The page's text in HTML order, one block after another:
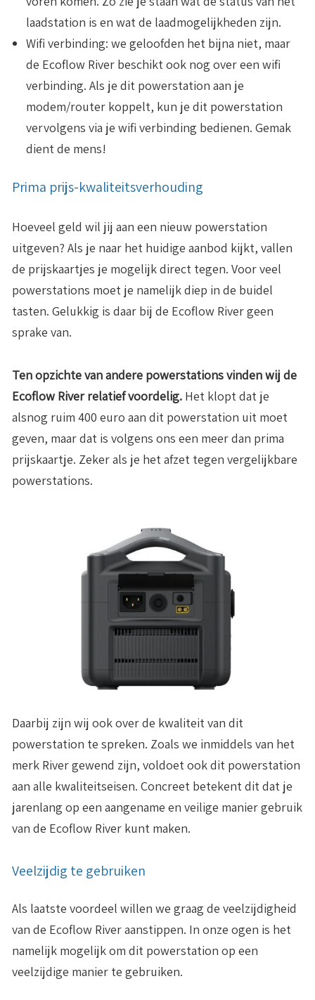
laadstation is en wat de laadmogelijkheden zijn.
Wifi verbinding: we geloofden het bijna niet, maar
de Ecoflow River beschikt ook nog over een wifi
verbinding. Als je dit powerstation aan je
modem/router koppelt, kun je dit powerstation
vervolgens via je wifi verbinding bedienen. Gemak
dient de mens!
Prima prijs-kwaliteitsverhouding
Hoeveel geld wil jij aan een nieuw powerstation
uitgeven? Als je naar het huidige aanbod kijkt, vallen
de prijskaartjes je mogelijk direct tegen. Voor veel
powerstations moet je namelijk diep in de buidel
tasten. Gelukkig is daar bij de Ecoflow River geen
sprake van.
Ten opzichte van andere powerstations vinden wij de
Ecoflow River relatief voordelig. Het klopt dat je
alsnog ruim 400 euro aan dit powerstation uit moet
geven, maar dat is volgens ons een meer dan prima
prijskaartje. Zeker als je het afzet tegen vergelijkbare
powerstations.
Daarbij zijn wij ook over de kwaliteit van dit
powerstation te spreken. Zoals we inmiddels van het
merk River gewend zijn, voldoet ook dit powerstation
aan alle kwaliteitseisen. Concreet betekent dit dat je
jarenlang op een aangename en veilige manier gebruik
van de Ecoflow River kunt maken.
Veelzijdig te gebruiken
Als laatste voordeel willen we graag de veelzijdigheid
van de Ecoflow River aanstippen. In onze ogen is het
namelijk mogelijk om dit powerstation op een
veelzijdige manier te gebruiken.